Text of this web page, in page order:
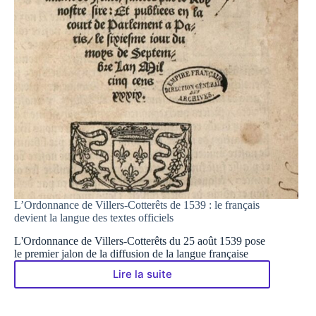
L’Ordonnance de Villers-Cotterêts de 1539 : le français
devient la langue des textes officiels
L'Ordonnance de Villers-Cotterêts du 25 août 1539 pose
le premier jalon de la diffusion de la langue française
Lire la suiteL’Ordonnance